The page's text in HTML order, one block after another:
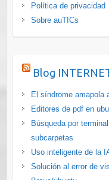
Política de privacidad
Sobre auTICs
Blog
El síndrome amapola
Editores de pdf en
Búsqueda por
subcarpetas
Uso inteligente de la
Solución al error de